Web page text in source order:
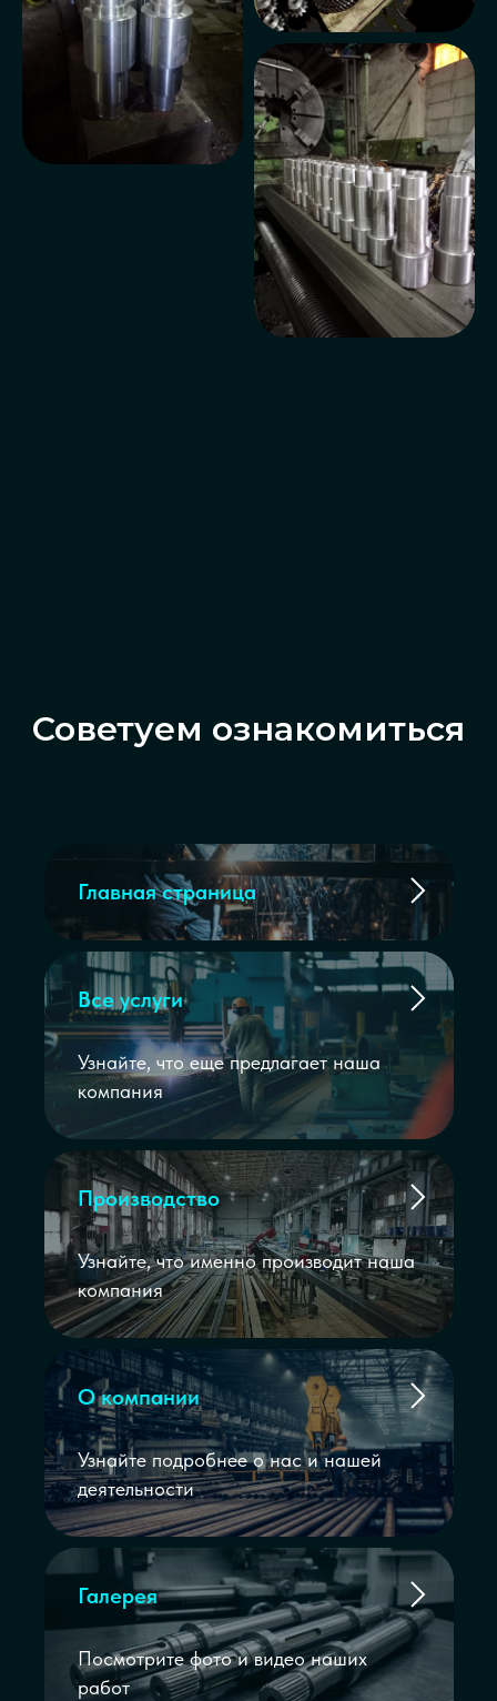
Советуем ознакомиться
Главная страница
Все услуги
Узнайте, что еще предлагает наша
компания
Производство
Узнайте, что именно производит наша
компания
О компании
Узнайте подробнее о нас и нашей
деятельности
Галерея
Посмотрите фото и видео наших
работ